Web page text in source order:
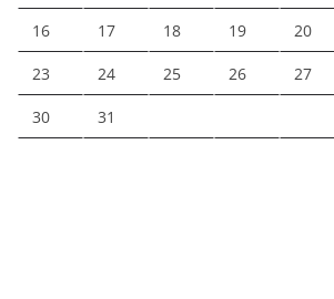
16 17 18 19 20
23 24 25 26 27
30 31